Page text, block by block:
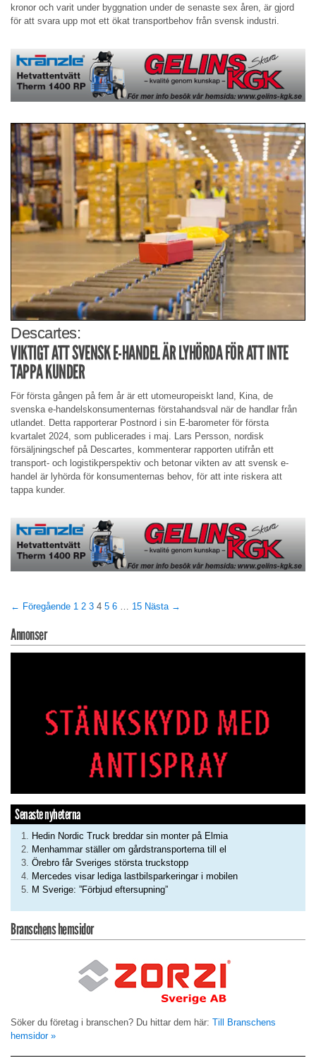
kronor och varit under byggnation under de senaste sex åren, är gjord
för att svara upp mot ett ökat transportbehov från svensk industri.
Descartes:
VIKTIGT ATT SVENSK E-HANDEL ÄR LYHÖRDA FÖR ATT INTE
TAPPA KUNDER
För första gången på fem år är ett utomeuropeiskt land, Kina, de
svenska e-handelskonsumenternas förstahandsval när de handlar från
utlandet. Detta rapporterar Postnord i sin E-barometer för första
kvartalet 2024, som publicerades i maj. Lars Persson, nordisk
försäljningschef på Descartes, kommenterar rapporten utifrån ett
transport- och logistikperspektiv och betonar vikten av att svensk e-
handel är lyhörda för konsumenternas behov, för att inte riskera att
tappa kunder.
← Föregående 1 2 3 4 5 6 15 Nästa →
Annonser
Senaste nyheterna
Hedin Nordic Truck breddar sin monter på Elmia
Menhammar ställer om gårdstransporterna till el
Örebro får Sveriges största truckstopp
Mercedes visar lediga lastbilsparkeringar i mobilen
M Sverige: ”Förbjud eftersupning”
Branschens hemsidor
Söker du företag i branschen? Du hittar dem här: Till Branschens
hemsidor »